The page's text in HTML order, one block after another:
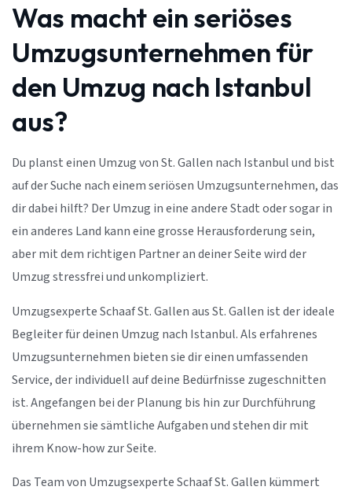
Was macht ein seriöses
Umzugsunternehmen für
den Umzug nach Istanbul
aus?
Du planst einen Umzug von St. Gallen nach Istanbul und bist
auf der Suche nach einem seriösen Umzugsunternehmen, das
dir dabei hilft? Der Umzug in eine andere Stadt oder sogar in
ein anderes Land kann eine grosse Herausforderung sein,
aber mit dem richtigen Partner an deiner Seite wird der
Umzug stressfrei und unkompliziert.
Umzugsexperte Schaaf St. Gallen aus St. Gallen ist der ideale
Begleiter für deinen Umzug nach Istanbul. Als erfahrenes
Umzugsunternehmen bieten sie dir einen umfassenden
Service, der individuell auf deine Bedürfnisse zugeschnitten
ist. Angefangen bei der Planung bis hin zur Durchführung
übernehmen sie sämtliche Aufgaben und stehen dir mit
ihrem Know-how zur Seite.
Das Team von Umzugsexperte Schaaf St. Gallen kümmert